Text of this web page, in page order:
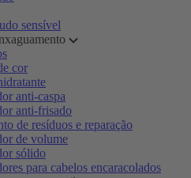
sensível
cor
anti-caspa
anti-frisado
de resíduos e reparação
de volume
sólido
para cabelos encaracolados